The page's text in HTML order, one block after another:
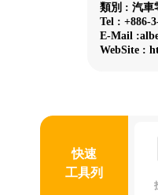
類別 : 汽車
Tel : +886-
E-Mail
WebSite :
快速
工具列